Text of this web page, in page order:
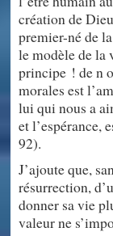
création de
premier-né de
le modèle de la
principe ! de n
morales est
lui qui nous a
et l’espérance,
92).
J’ajoute que,
résurrection,
donner sa vie
valeur ne